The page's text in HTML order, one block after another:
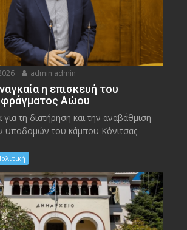
admin admin
η επισκευή του
φράγματος Αώου
τη διατήρηση και την αναβάθμιση
υποδομών του κάμπου Κόνιτσας